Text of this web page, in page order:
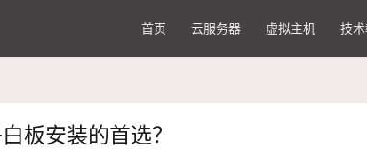
首页 云服务器 虚拟主机 技
板安装的首选？